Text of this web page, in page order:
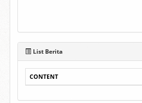
List Berita
CONTENT